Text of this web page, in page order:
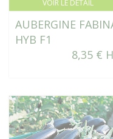
VOIR LE DÉTAIL
AUBERGINE
HYB F1
8,35 €